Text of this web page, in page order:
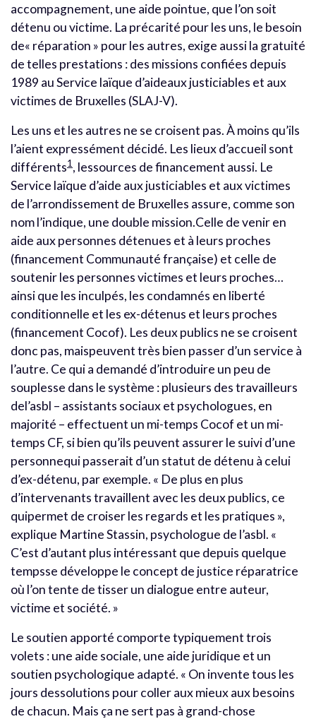
accompagnement, une aide pointue, que l’on soit
détenu ou victime. La précarité pour les uns, le besoin
de« réparation » pour les autres, exige aussi la gratuité
de telles prestations : des missions confiées depuis
1989 au Service laïque d’aideaux justiciables et aux
victimes de Bruxelles (SLAJ-V).
Les uns et les autres ne se croisent pas. À moins qu’ils
l’aient expressément décidé. Les lieux d’accueil sont
différents1 , lessources de financement aussi. Le
Service laïque d’aide aux justiciables et aux victimes
de l’arrondissement de Bruxelles assure, comme son
nom l’indique, une double mission.Celle de venir en
aide aux personnes détenues et à leurs proches
(financement Communauté française) et celle de
soutenir les personnes victimes et leurs proches…
ainsi que les inculpés, les condamnés en liberté
conditionnelle et les ex-détenus et leurs proches
(financement Cocof). Les deux publics ne se croisent
donc pas, maispeuvent très bien passer d’un service à
l’autre. Ce qui a demandé d’introduire un peu de
souplesse dans le système : plusieurs des travailleurs
del’asbl – assistants sociaux et psychologues, en
majorité – effectuent un mi-temps Cocof et un mi-
temps CF, si bien qu’ils peuvent assurer le suivi d’une
personnequi passerait d’un statut de détenu à celui
d’ex-détenu, par exemple. « De plus en plus
d’intervenants travaillent avec les deux publics, ce
quipermet de croiser les regards et les pratiques »,
explique Martine Stassin, psychologue de l’asbl. «
C’est d’autant plus intéressant que depuis quelque
tempsse développe le concept de justice réparatrice
où l’on tente de tisser un dialogue entre auteur,
victime et société. »
Le soutien apporté comporte typiquement trois
volets : une aide sociale, une aide juridique et un
soutien psychologique adapté. « On invente tous les
jours dessolutions pour coller aux mieux aux besoins
de chacun. Mais ça ne sert pas à grand-chose